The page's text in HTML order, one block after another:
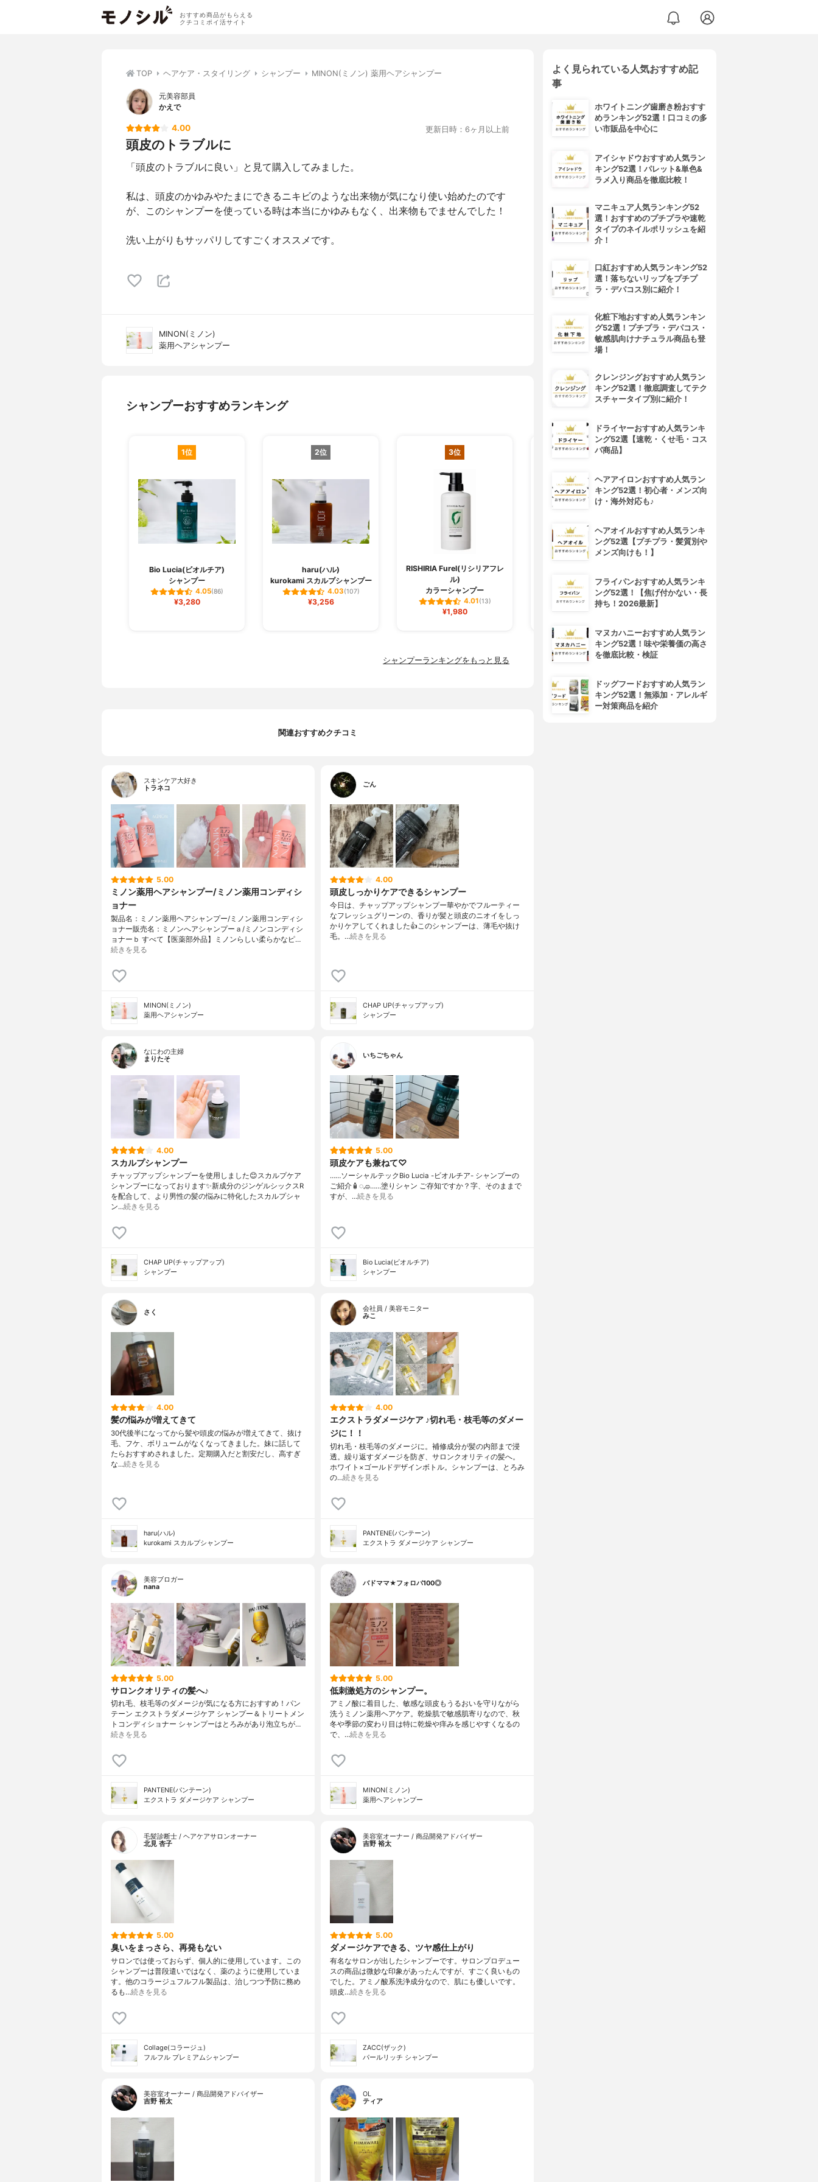
おすすめ商品がもらえる
クチコミポイ活サイト
TOP ヘアケア・スタイリング シャンプー MINON(ミノン) 薬用ヘアシャンプー
元美容部員
かえで
4.00 更新日時：6ヶ月以上前
頭皮のトラブルに
「頭皮のトラブルに良い」と見て購入してみました。
私は、頭皮のかゆみやたまにできるニキビのような出来物が気になり使い始めたのです
が、このシャンプーを使っている時は本当にかゆみもなく、出来物もでませんでした！
洗い上がりもサッパリしてすごくオススメです。
MINON(ミノン)
薬用ヘアシャンプー
シャンプーおすすめランキング
1位
Bio Lucia(ビオルチア)
シャンプー
4.05(86)
¥3,280
2位
haru(ハル)
kurokami スカルプシャンプー
4.03(107)
¥3,256
3位
RISHIRIA Furel(リシリアフレ
ル)
カラーシャンプー
4.01(13)
¥1,980
4位
クレイクリームシャンプーモイ
スト
3.99 (75)
プレミオール シャンプー
シャンプーランキングをもっと見る
関連おすすめクチコミ
スキンケア大好き
トラネコ
5.00
ミノン薬用ヘアシャンプー/ミノン薬用コンディシ
ョナー
製品名：ミノン薬用ヘアシャンプー/ミノン薬用コンディシ
ョナー販売名：ミノンへアシャンプーａ/ミノンコンディシ
ョナーｂ すべて【医薬部外品】ミノンらしい柔らかなピ…
続きを見る
MINON(ミノン)
薬用ヘアシャンプー
ごん
4.00
頭皮しっかりケアできるシャンプー
今日は、チャップアップシャンプー華やかでフルーティー
なフレッシュグリーンの、香りが髪と頭皮のニオイをしっ
かりケアしてくれました👍このシャンプーは、薄毛や抜け
毛。…続きを見る
CHAP UP(チャップアップ)
シャンプー
なにわの主婦
まりたそ
4.00
スカルプシャンプー
チャップアップシャンプーを使用しました😊スカルプケア
シャンプーになっております✨新成分のジンゲルシックスR
を配合して、より男性の髪の悩みに特化したスカルプシャ
ン…続きを見る
CHAP UP(チャップアップ)
シャンプー
いちごちゃん
5.00
頭皮ケアも兼ねて♡
……⁡⁡⁡ソーシャルテックBio Lucia -ビオルチア- シャンプー⁡の
ご紹介🧴‎◌𓈒𓐍⁡……⁡⁡⁡⁡塗りシャン ご存知ですか？⁡⁡⁡⁡字、そのままで
すが、…続きを見る
Bio Lucia(ビオルチア)
シャンプー
さく
4.00
髪の悩みが増えてきて
30代後半になってから髪や頭皮の悩みが増えてきて、抜け
毛、フケ、ボリュームがなくなってきました。妹に話して
たらおすすめされました。定期購入だと割安だし、高すぎ
な…続きを見る
haru(ハル)
kurokami スカルプシャンプー
会社員 / 美容モニター
みこ
4.00
エクストラダメージケア ♪切れ毛・枝毛等のダメー
ジに！！
切れ毛・枝毛等のダメージに。補修成分が髪の内部まで浸
透。繰り返すダメージを防ぎ、サロンクオリティの髪へ。
ホワイト×ゴールドデザインボトル。シャンプーは、とろみ
の…続きを見る
PANTENE(パンテーン)
エクストラ ダメージケア シャンプー
美容ブロガー
nana
5.00
サロンクオリティの髪へ♪
切れ毛、枝毛等のダメージが気になる方におすすめ！パン
テーン エクストラダメージケア シャンプー＆トリートメン
トコンディショナー シャンプーはとろみがあり泡立ちが…
続きを見る
PANTENE(パンテーン)
エクストラ ダメージケア シャンプー
バドママ★フォロバ100◎
5.00
低刺激処方のシャンプー。
アミノ酸に着目した、敏感な頭皮もうるおいを守りながら
洗うミノン薬用ヘアケア。乾燥肌で敏感肌寄りなので、秋
冬や季節の変わり目は特に乾燥や痒みを感じやすくなるの
で、…続きを見る
MINON(ミノン)
薬用ヘアシャンプー
毛髪診断士 / ヘアケアサロンオーナー
北見 杏子
5.00
臭いをまっさら、再発もない
サロンでは使っておらず、個人的に使用しています。この
シャンプーは普段遣いではなく、薬のように使用していま
す。他のコラージュフルフル製品は、治しつつ予防に務め
るも…続きを見る
Collage(コラージュ)
フルフル プレミアムシャンプー
美容室オーナー / 商品開発アドバイザー
吉野 裕太
5.00
ダメージケアできる、ツヤ感仕上がり
有名なサロンが出したシャンプーです。サロンプロデュー
スの商品は微妙な印象があったんですが、すごく良いもの
でした。アミノ酸系洗浄成分なので、肌にも優しいです。
頭皮…続きを見る
ZACC(ザック)
パールリッチ シャンプー
美容室オーナー / 商品開発アドバイザー
吉野 裕太
OL
ティア
よく見られている人気おすすめ記
事
ホワイトニング歯磨き粉おすす
めランキング52選！口コミの多
い市販品を中心に
アイシャドウおすすめ人気ラン
キング52選！パレット&単色&
ラメ入り商品を徹底比較！
マニキュア人気ランキング52
選！おすすめのプチプラや速乾
タイプのネイルポリッシュを紹
介！
口紅おすすめ人気ランキング52
選！落ちないリップをプチプ
ラ・デパコス別に紹介！
化粧下地おすすめ人気ランキン
グ52選！プチプラ・デパコス・
敏感肌向けナチュラル商品も登
場！
クレンジングおすすめ人気ラン
キング52選！徹底調査してテク
スチャータイプ別に紹介！
ドライヤーおすすめ人気ランキ
ング52選【速乾・くせ毛・コス
パ商品】
ヘアアイロンおすすめ人気ラン
キング52選！初心者・メンズ向
け・海外対応も♪
ヘアオイルおすすめ人気ランキ
ング52選【プチプラ・髪質別や
メンズ向けも！】
フライパンおすすめ人気ランキ
ング52選！【焦げ付かない・長
持ち！2026最新】
マヌカハニーおすすめ人気ラン
キング52選！味や栄養価の高さ
を徹底比較・検証
ドッグフードおすすめ人気ラン
キング52選！無添加・アレルギ
ー対策商品を紹介